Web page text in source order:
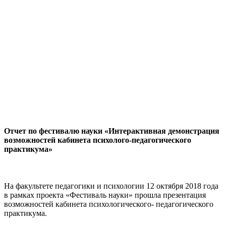
Отчет по фестивалю науки «Интерактивная демонстрация
возможностей кабинета психолого-педагогического
практикума»
На факультете педагогики и психологии 12 октября 2018 года
в рамках проекта «Фестиваль науки» прошла презентация
возможностей кабинета психологического- педагогического
практикума.